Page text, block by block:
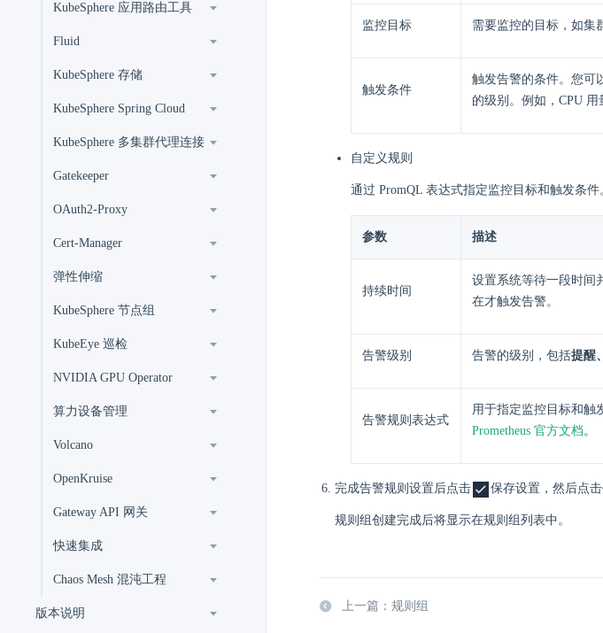
KubeSphere 应用路由工具
Fluid
KubeSphere 存储
KubeSphere Spring Cloud
KubeSphere 多集群代理连接
Gatekeeper
OAuth2-Proxy
Cert-Manager
弹性伸缩
KubeSphere 节点组
KubeEye 巡检
NVIDIA GPU Operator
算力设备管理
Volcano
OpenKruise
Gateway API 网关
快速集成
Chaos Mesh 混沌工程
版本说明
监控目标 需要监控的目标，如集
触发条件
触发告警的条件。您可
的级别。例如，CPU 用
自定义规则
通过 PromQL 表达式指定监控目标和触发条件
参数 描述
持续时间
设置系统等待一段时间
在才触发告警。
告警级别 告警的级别，包括提醒
告警规则表达式
用于指定监控目标和触
Prometheus 官方文档。
完成告警规则设置后点击 保存设置，然后点击
规则组创建完成后将显示在规则组列表中。
上一篇：规则组